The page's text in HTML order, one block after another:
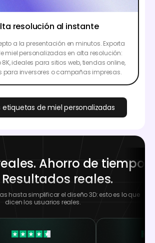
resolución al instante
a la presentación en minutos. Exporta
miel personalizadas en alta resolución:
8K, ideales para sitios web, tiendas online,
para inversores o campañas impresas.
etiquetas de miel personalizadas
Ahorro de tiempo
reales.
hasta simplificar el diseño 3D: esto es lo que
dicen los usuarios reales.